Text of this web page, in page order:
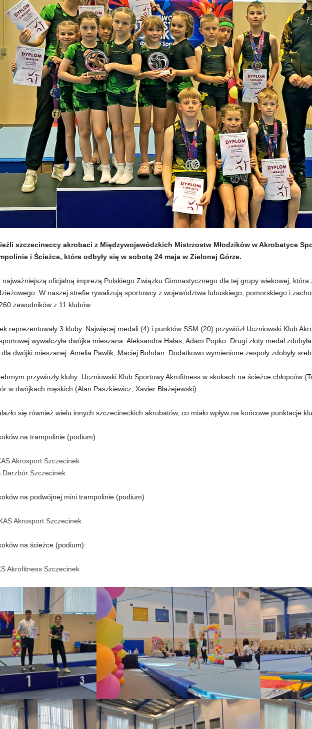
szczecineccy akrobaci z Międzywojewódzkich Mistrzostw Młodzików w Akrobatyce
i Ścieżce, które odbyły się w sobotę 24 maja w Zielonej Górze.
oficjalną imprezą Polskiego Związku Gimnastycznego dla tej grupy wiekowej,
W naszej strefie rywalizują sportowcy z województwa lubuskiego, pomorskiego i
zawodników z 11 klubów.
reprezentowały 3 kluby. Najwięcej medali (4) i punktów SSM (20) przywiózł Uczniowski Klub
wywalczyła dwójka mieszana: Aleksandra Hałas, Adam Popko. Drugi złoty medal
dwójki mieszanej: Amelia Pawlik, Maciej Bohdan. Dodatkowo wymienione zespoły zdobyły
przywiozły kluby: Uczniowski Klub Sportowy Akrofitness w skokach na ścieżce chłopców
w dwójkach męskich (Alan Paszkiewicz, Xavier Błażejewski).
się również wielu innych szczecineckich akrobatów, co miało wpływ na końcowe punktacje
na trampolinie (podium):
Akrosport Szczecinek
Darzbór Szczecinek
na podwójnej mini trampolinie (podium)
Akrosport Szczecinek
na ścieżce (podium):
Akrofitness Szczecinek